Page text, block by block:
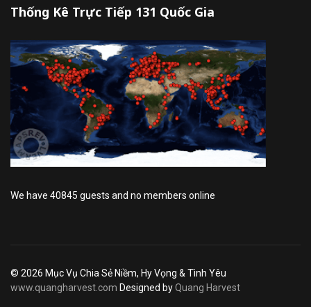
Thống Kê Trực Tiếp 131 Quốc Gia
We have 40845 guests and no members online
© 2026 Mục Vụ Chia Sẻ Niềm, Hy Vọng & Tình Yêu
www.quangharvest.com Designed byQuang Harvest